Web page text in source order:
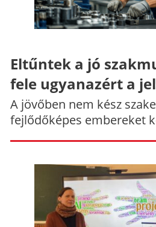
Eltűntek a jó
fele ugyanazért a
A jövőben nem kész
fejlődőképes embereket